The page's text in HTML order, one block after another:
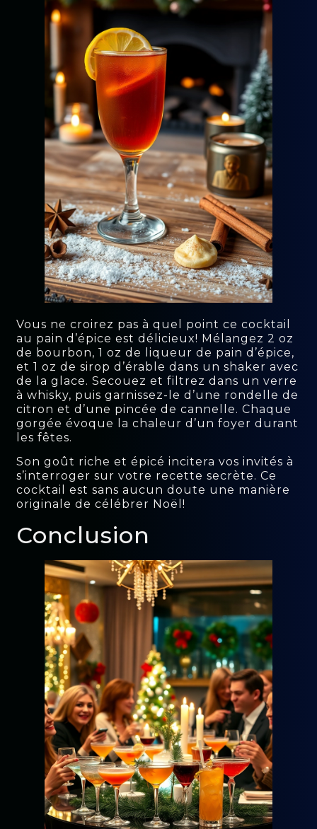
Vous ne croirez pas à quel point ce cocktail
au pain d’épice est délicieux! Mélangez 2 oz
de bourbon, 1 oz de liqueur de pain d’épice,
et 1 oz de sirop d’érable dans un shaker avec
de la glace. Secouez et filtrez dans un verre
à whisky, puis garnissez-le d’une rondelle de
citron et d’une pincée de cannelle. Chaque
gorgée évoque la chaleur d’un foyer durant
les fêtes.
Son goût riche et épicé incitera vos invités à
s’interroger sur votre recette secrète. Ce
cocktail est sans aucun doute une manière
originale de célébrer Noël!
Conclusion